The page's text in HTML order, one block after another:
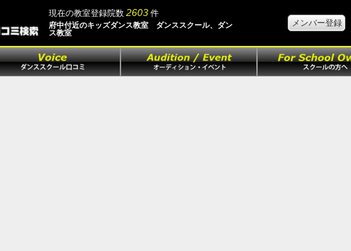
現在の教室登録院数 2603件
府中付近のキッズダンス教室 ダンススクール、ダン
ス教室
メンバー登録